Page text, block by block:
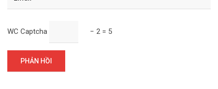
WC Captcha − 2 = 5